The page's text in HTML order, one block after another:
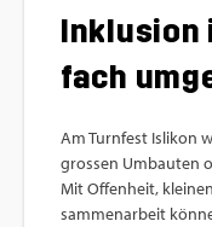
In­klu­si­on
fach
Am Turn­fest Is­li­kon
gros­sen Um­bau­ten
Mit Of­fen­heit,
sam­men­ar­beit